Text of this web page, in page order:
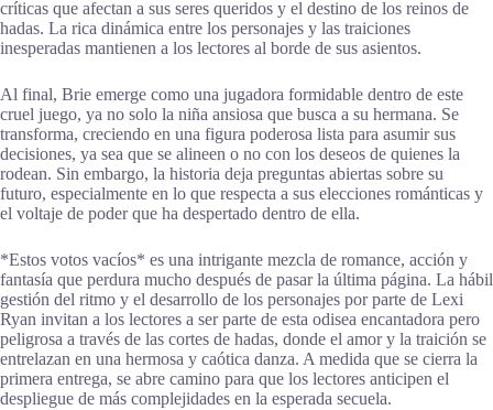
críticas que afectan a sus seres queridos y el destino de los reinos de
hadas. La rica dinámica entre los personajes y las traiciones
inesperadas mantienen a los lectores al borde de sus asientos.
Al final, Brie emerge como una jugadora formidable dentro de este
cruel juego, ya no solo la niña ansiosa que busca a su hermana. Se
transforma, creciendo en una figura poderosa lista para asumir sus
decisiones, ya sea que se alineen o no con los deseos de quienes la
rodean. Sin embargo, la historia deja preguntas abiertas sobre su
futuro, especialmente en lo que respecta a sus elecciones románticas y
el voltaje de poder que ha despertado dentro de ella.
*Estos votos vacíos* es una intrigante mezcla de romance, acción y
fantasía que perdura mucho después de pasar la última página. La hábil
gestión del ritmo y el desarrollo de los personajes por parte de Lexi
Ryan invitan a los lectores a ser parte de esta odisea encantadora pero
peligrosa a través de las cortes de hadas, donde el amor y la traición se
entrelazan en una hermosa y caótica danza. A medida que se cierra la
primera entrega, se abre camino para que los lectores anticipen el
despliegue de más complejidades en la esperada secuela.